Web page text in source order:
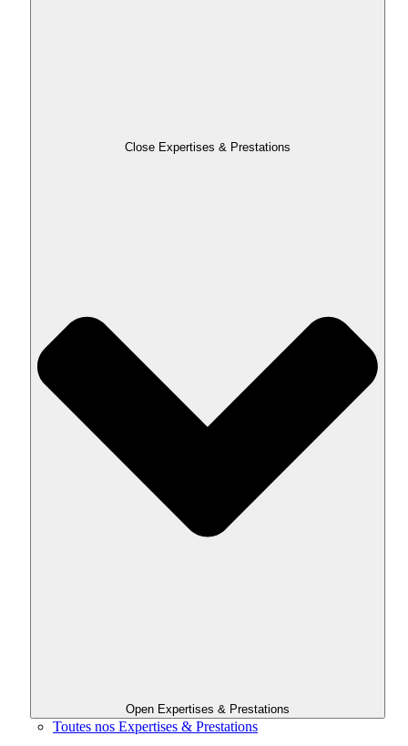
Close Expertises & Prestations
Open Expertises & Prestations
Toutes nos Expertises & Prestations